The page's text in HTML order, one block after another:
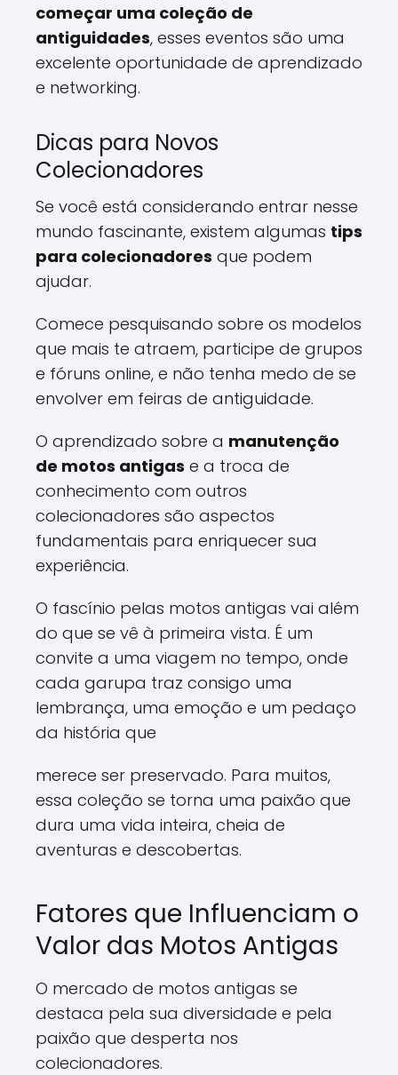
começar uma coleção de
antiguidades, esses eventos são uma
excelente oportunidade de aprendizado
e networking.
Dicas para Novos
Colecionadores
Se você está considerando entrar nesse
mundo fascinante, existem algumas tips
para colecionadores que podem
ajudar.
Comece pesquisando sobre os modelos
que mais te atraem, participe de grupos
e fóruns online, e não tenha medo de se
envolver em feiras de antiguidade.
O aprendizado sobre a manutenção
de motos antigas e a troca de
conhecimento com outros
colecionadores são aspectos
fundamentais para enriquecer sua
experiência.
O fascínio pelas motos antigas vai além
do que se vê à primeira vista. É um
convite a uma viagem no tempo, onde
cada garupa traz consigo uma
lembrança, uma emoção e um pedaço
da história que
merece ser preservado. Para muitos,
essa coleção se torna uma paixão que
dura uma vida inteira, cheia de
aventuras e descobertas.
Fatores que Influenciam o
Valor das Motos Antigas
O mercado de motos antigas se
destaca pela sua diversidade e pela
paixão que desperta nos
colecionadores.